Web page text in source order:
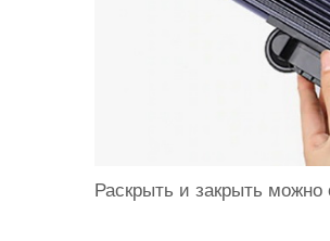
Раскрыть и закрыть